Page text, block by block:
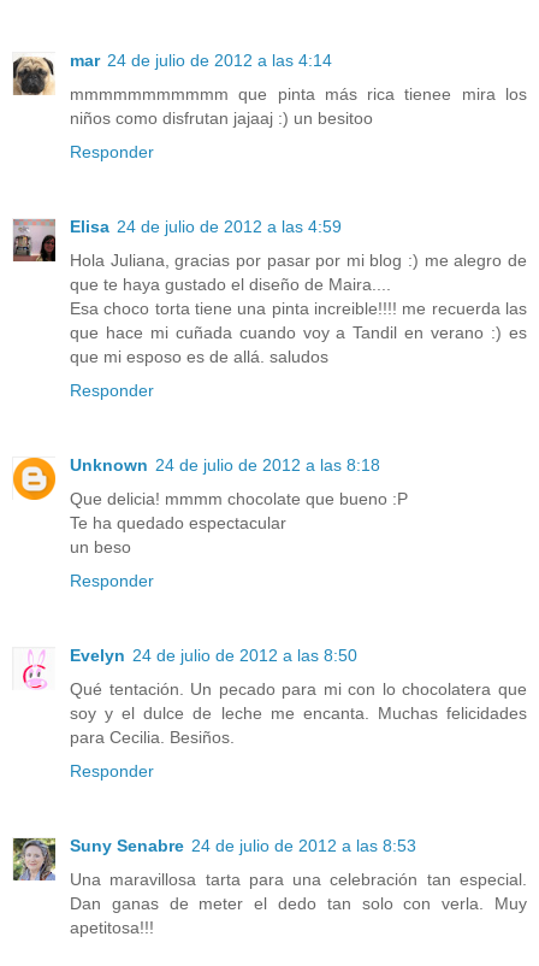
mar 24 de julio de 2012 a las 4:14
mmmmmmmmmmm que pinta más rica tienee mira los
niños como disfrutan jajaaj :) un besitoo
Responder
Elisa 24 de julio de 2012 a las 4:59
Hola Juliana, gracias por pasar por mi blog :) me alegro de
que te haya gustado el diseño de Maira....
Esa choco torta tiene una pinta increible!!!! me recuerda las
que hace mi cuñada cuando voy a Tandil en verano :) es
que mi esposo es de allá. saludos
Responder
Unknown 24 de julio de 2012 a las 8:18
Que delicia! mmmm chocolate que bueno :P
Te ha quedado espectacular
un beso
Responder
Evelyn 24 de julio de 2012 a las 8:50
Qué tentación. Un pecado para mi con lo chocolatera que
soy y el dulce de leche me encanta. Muchas felicidades
para Cecilia. Besiños.
Responder
Suny Senabre 24 de julio de 2012 a las 8:53
Una maravillosa tarta para una celebración tan especial.
Dan ganas de meter el dedo tan solo con verla. Muy
apetitosa!!!